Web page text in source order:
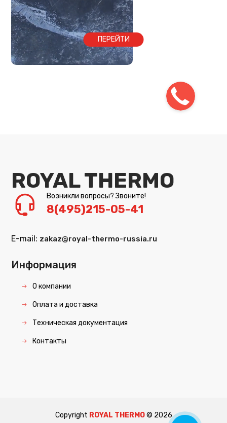
ПЕРЕЙТИ
ROYAL THERMO
Возникли вопросы? Звоните!
8(495)215-05-41
E-mail: zakaz@royal-thermo-russia.ru
Информация
О компании
Оплата и доставка
Техническая документация
Контакты
Copyright ROYAL THERMO© 2026